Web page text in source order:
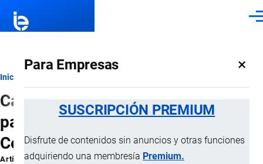
Para Empresas ×
SUSCRIPCIÓN PREMIUM
Disfrute de contenidos sin anuncios y otras funciones
adquiriendo una membresía Premium.
Ruta
de
navegación
Inicio
Casilleros Internacionales: La Clave
para Comprar en el Exterior sin
Complicaciones
ArtículoporJaime Mise, 5 Febrero, 2026